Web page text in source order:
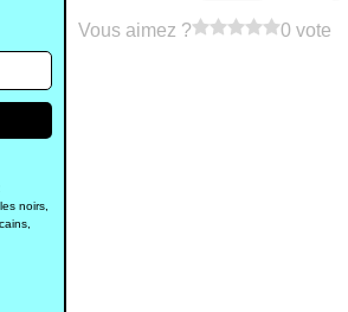
noirs,
Vous aimez ? 0 vote